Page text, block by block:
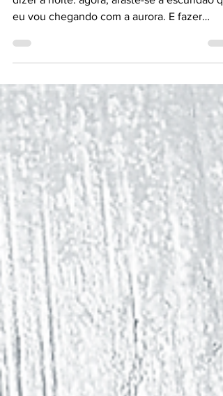
Tintiliano BALIZA Cravar a estrela no chão e
dizer à noite: agora, afaste-se a escuridão
eu vou chegando com a aurora. E fazer